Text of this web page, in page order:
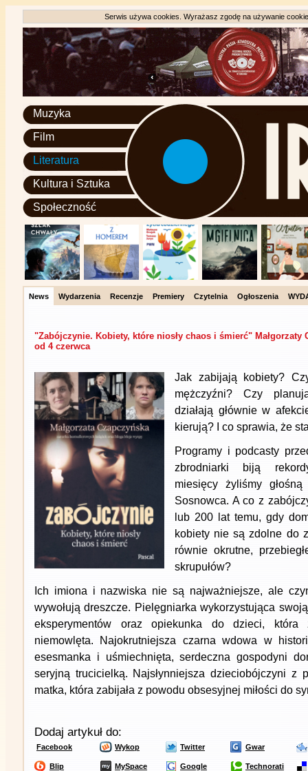
Serwis używa cookies. Wyrażasz zgodę na używanie
Muzyka
Film
Literatura
Kultura i Sztuka
Społeczność
News Wydarzenia Recenzje Premiery Czytelnia Ogłoszenia
"Zabójczynie. Kobiety, które niosły chaos i śmierć" Małgorzaty
od 4 czerwca
Jak zabijają kobiety?
mężczyźni? Czy
działają głównie w
kierują? I co sprawia, że
Programy i podcasty
zbrodniarki biją
miesięcy żyliśmy
Sosnowca. A co z
lub 200 lat temu, gdy
kobiety nie są zdolne do
równie okrutne,
skrupułów?
Ich imiona i nazwiska nie są najważniejsze, ale
wywołują dreszcze. Pielęgniarka wykorzystująca
eksperymentów oraz opiekunka do dzieci, która
niemowlęta. Najokrutniejsza czarna wdowa w
esesmanka i uśmiechnięta, serdeczna gospodyni
seryjną trucicielką. Najsłynniejsza dzieciobójczyni z
matka, która zabijała z powodu obsesyjnej miłości do
Dodaj artykuł do:
Facebook Wykop Twitter Gwar
Blip MySpace Google Technorati